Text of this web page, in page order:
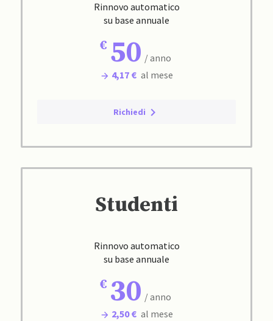
Rinnovo automatico
su base annuale
50 / anno
4,17 € al mese
Richiedi
Studenti
Rinnovo automatico
su base annuale
30 / anno
2,50 € al mese